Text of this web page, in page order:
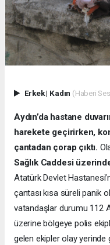
Erkek| Kadın (Haberi
Aydın’da hastane
harekete geçirirken,
çantadan çorap çıktı.
Sağlık Caddesi
Atatürk Devlet
çantası kısa süreli panik
vatandaşlar durumu 112
üzerine bölgeye polis
gelen ekipler olay